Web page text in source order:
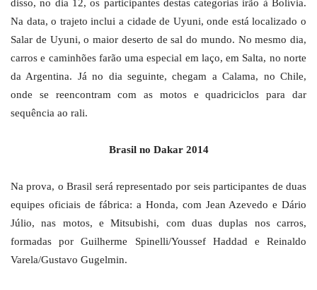
disso, no dia 12, os participantes destas categorias irão à Bolívia.
Na data, o trajeto inclui a cidade de Uyuni, onde está localizado o
Salar de Uyuni, o maior deserto de sal do mundo. No mesmo dia,
carros e caminhões farão uma especial em laço, em Salta, no norte
da Argentina. Já no dia seguinte, chegam a Calama, no Chile,
onde se reencontram com as motos e quadriciclos para dar
sequência ao rali.
Brasil no Dakar 2014
Na prova, o Brasil será representado por seis participantes de duas
equipes oficiais de fábrica: a Honda, com Jean Azevedo e Dário
Júlio, nas motos, e Mitsubishi, com duas duplas nos carros,
formadas por Guilherme Spinelli/Youssef Haddad e Reinaldo
Varela/Gustavo Gugelmin.